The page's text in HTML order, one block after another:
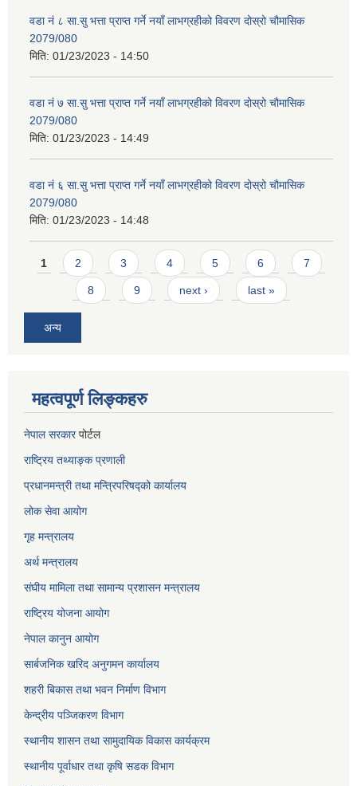
वडा नं ८ सा.सु भत्ता प्राप्त गर्ने नयाँ लाभग्रहीको विवरण दोस्रो चौमासिक
2079/080
मिति: 01/23/2023 - 14:50
वडा नं ७ सा.सु भत्ता प्राप्त गर्ने नयाँ लाभग्रहीको विवरण दोस्रो चौमासिक
2079/080
मिति: 01/23/2023 - 14:49
वडा नं ६ सा.सु भत्ता प्राप्त गर्ने नयाँ लाभग्रहीको विवरण दोस्रो चौमासिक
2079/080
मिति: 01/23/2023 - 14:48
Pages
1 2 3 4 5 6 7
8 9 next › last »
अन्य
महत्वपूर्ण लिङ्कहरु
नेपाल सरकारपोर्टल
राष्ट्रिय तथ्याङ्क प्रणाली
प्रधानमन्त्री तथा मन्त्रिपरिषद्को कार्यालय
लोक सेवाआयोग
गृह मन्त्रालय
अर्थ मन्त्रालय
संघीय मामिला तथा सामान्य प्रशासन मन्त्रालय
राष्ट्रिय योजना आयोग
नेपाल कानुन आयोग
सार्बजनिक खरिद अनुगमन कार्यालय
शहरी बिकास तथा भवन निर्माण विभाग
केन्द्रीय पञ्जिकरण विभाग
स्थानीय शासन तथा सामुदायिक विकास कार्यक्रम
स्थानीय पूर्वाधार तथा कृषि सडक विभाग